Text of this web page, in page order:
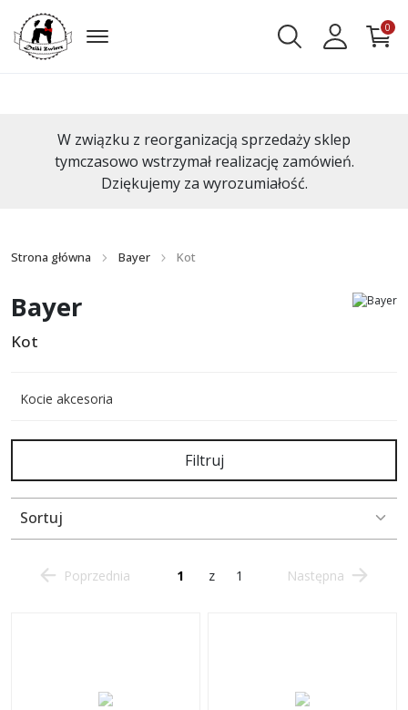
0
W związku z reorganizacją sprzedaży sklep
tymczasowo wstrzymał realizację zamówień.
Dziękujemy za wyrozumiałość.
Strona główna Bayer Kot
Bayer
Kot
Kocie akcesoria
Filtruj
Sortuj
Poprzednia z 1 Następna